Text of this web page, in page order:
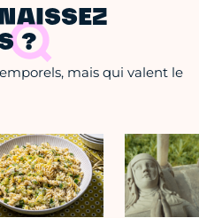
?
mais qui valent le